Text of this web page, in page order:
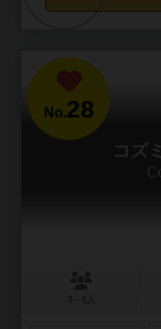
No.28
コズ